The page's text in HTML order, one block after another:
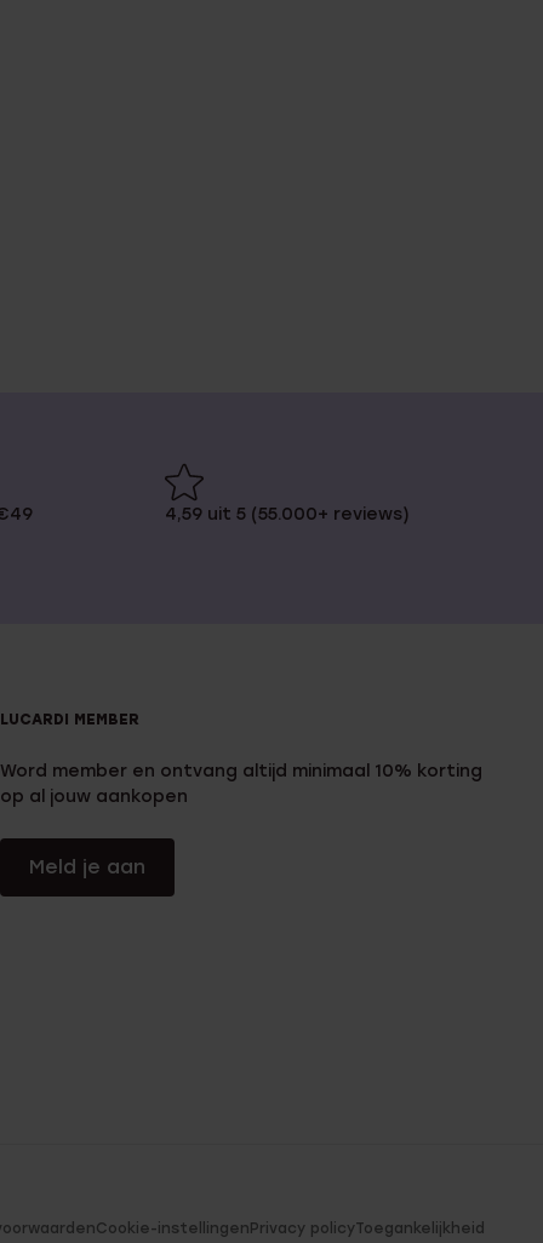
4,59 uit 5 (55.000+ reviews)
LUCARDI MEMBER
Word member en ontvang altijd minimaal 10% korting
op al jouw aankopen
Meld je aan
Cookie-instellingen Privacy policyToegankelijkheid